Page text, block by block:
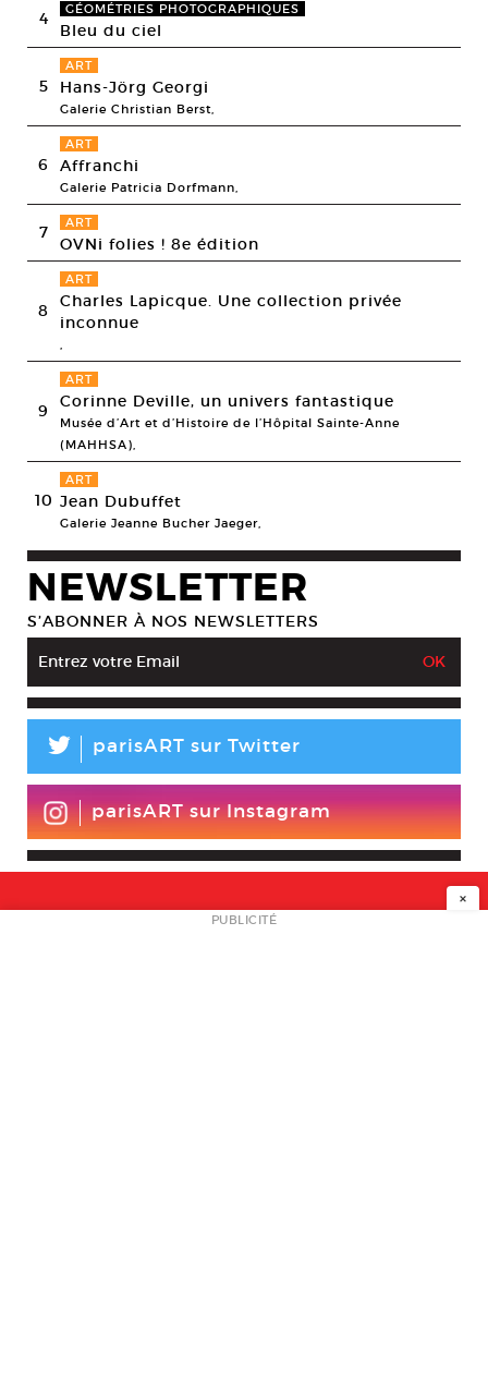
4 GÉOMÉTRIES PHOTOGRAPHIQUES
Bleu du ciel
5
ART
Hans-Jörg Georgi
Galerie Christian Berst,
6
ART
Affranchi
Galerie Patricia Dorfmann,
7 ART
OVNi folies ! 8e édition
8
ART
Charles Lapicque. Une collection privée
inconnue
,
9
ART
Corinne Deville, un univers fantastique
Musée d’Art et d’Histoire de l’Hôpital Sainte-Anne
(MAHHSA),
10
ART
Jean Dubuffet
Galerie Jeanne Bucher Jaeger,
NEWSLETTER
S’ABONNER À NOS NEWSLETTERS
L parisART sur Twitter
parisART sur Instagram
NEWSLETTER
×
PUBLICITÉ